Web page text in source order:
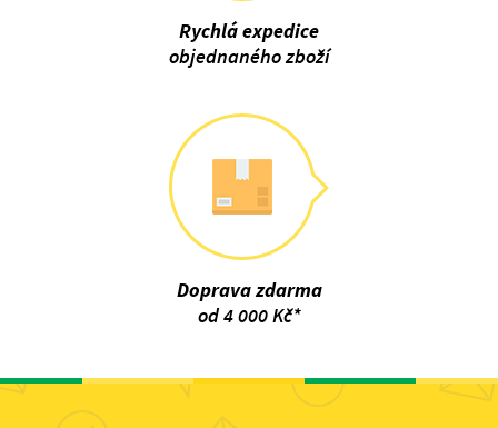
Rychlá expedice
objednaného zboží
Doprava zdarma
od 4 000 Kč*